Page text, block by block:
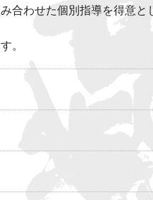
合わせた個別指導を得意と
。